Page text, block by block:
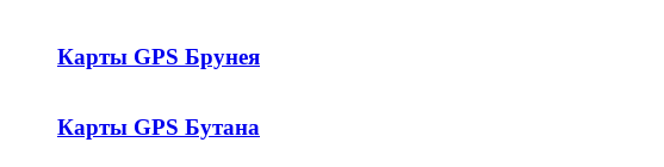
Карты GPS Брунея
Карты GPS Бутана